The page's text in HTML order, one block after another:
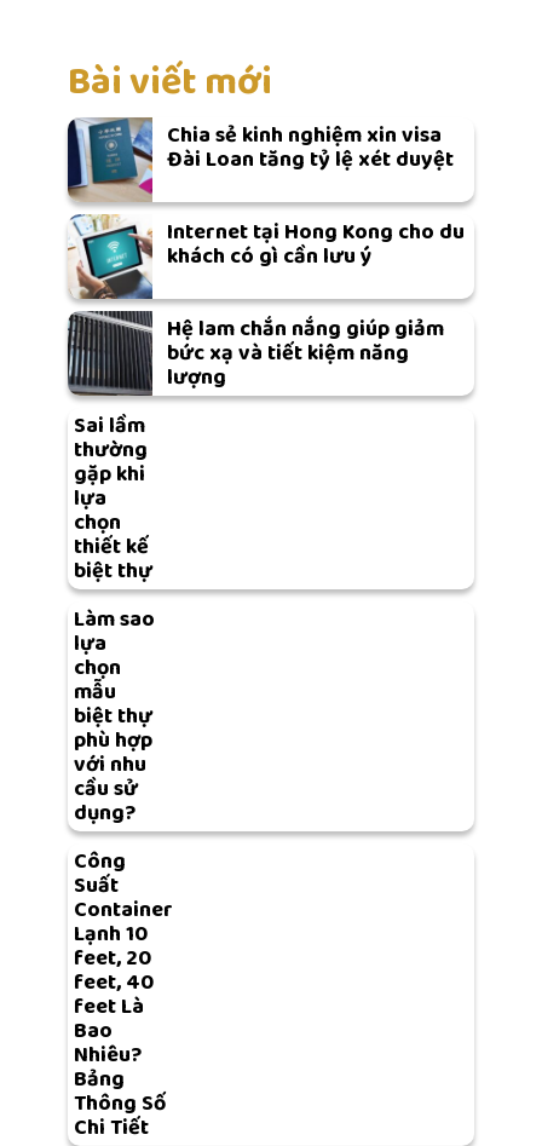
Bài viết mới
Chia sẻ kinh nghiệm xin visa
Đài Loan tăng tỷ lệ xét duyệt
Internet tại Hong Kong cho du
khách có gì cần lưu ý
Hệ lam chắn nắng giúp giảm
bức xạ và tiết kiệm năng
lượng
Sai lầm
thường
gặp khi
lựa
chọn
thiết kế
biệt thự
Làm sao
lựa
chọn
mẫu
biệt thự
phù hợp
với nhu
cầu sử
dụng?
Công
Suất
Container
Lạnh 10
feet, 20
feet, 40
feet Là
Bao
Nhiêu?
Bảng
Thông Số
Chi Tiết